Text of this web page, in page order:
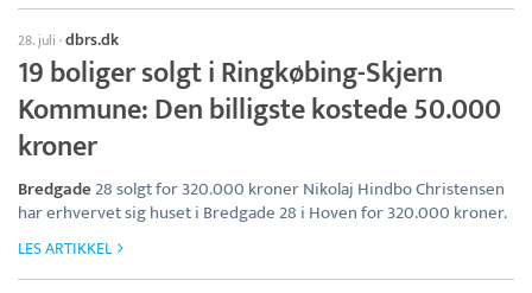
28. juli ·dbrs.dk
19 boliger solgt i Ringkøbing-Skjern
Kommune: Den billigste kostede 50.000
kroner
Bredgade28 solgt for 320.000 kroner Nikolaj Hindbo Christensen
har erhvervet sig huset i Bredgade 28 i Hoven for 320.000 kroner.
LES ARTIKKEL